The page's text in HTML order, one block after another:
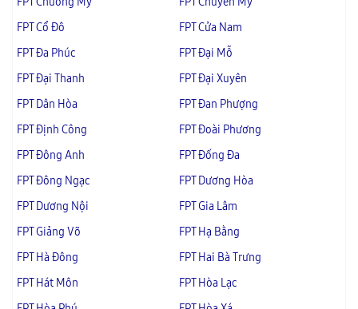
FPT Cổ Đô
FPT Cửa Nam
FPT Đa Phúc
FPT Đại Mỗ
FPT Đại Thanh
FPT Đại Xuyên
FPT Dân Hòa
FPT Đan Phượng
FPT Định Công
FPT Đoài Phương
FPT Đông Anh
FPT Đống Đa
FPT Đông Ngạc
FPT Dương Hòa
FPT Dương Nội
FPT Gia Lâm
FPT Giảng Võ
FPT Hạ Bằng
FPT Hà Đông
FPT Hai Bà Trưng
FPT Hát Môn
FPT Hòa Lạc